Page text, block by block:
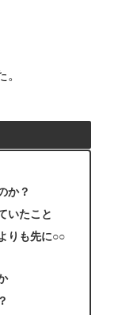
。
か？
いたこと
りも先に○○